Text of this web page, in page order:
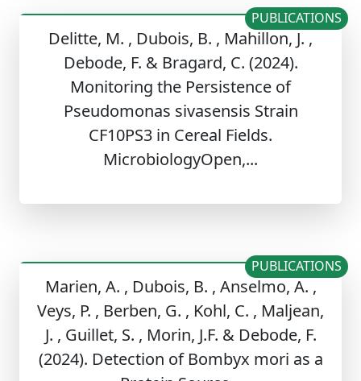
Delitte, M. , Dubois, B. , Mahillon, J. ,
Debode, F. & Bragard, C. (2024).
Monitoring the Persistence of
Pseudomonas sivasensis Strain
CF10PS3 in Cereal Fields.
MicrobiologyOpen,...
PUBLICATIONS
Marien, A. , Dubois, B. , Anselmo, A. ,
Veys, P. , Berben, G. , Kohl, C. , Maljean,
J. , Guillet, S. , Morin, J.F. & Debode, F.
(2024). Detection of Bombyx mori as a
PUBLICATIONS